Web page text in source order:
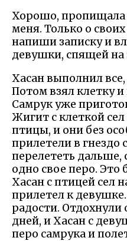
Хорошо, пропищала
меня. Только о
напиши записку и
девушки, спящей на
Хасан выполнил все,
Потом взял клетку и
Самрук уже
Жигит с клеткой
птицы, и они без
прилетели в гнездо
перелететь дальше,
одно свое перо.
Хасан с птицей сел
прилетел к
радости. Отдохнули
дней, и Хасан с
перо самрука и